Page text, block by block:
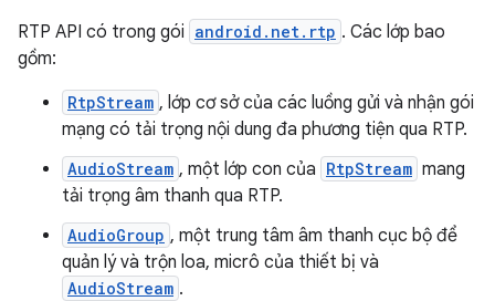
RTP API có trong gói android.net.rtp . Các lớp bao
gồm:
RtpStream , lớp cơ sở của các luồng gửi và nhận gói
mạng có tải trọng nội dung đa phương tiện qua RTP.
AudioStream , một lớp con của RtpStream mang
tải trọng âm thanh qua RTP.
AudioGroup , một trung tâm âm thanh cục bộ để
quản lý và trộn loa, micrô của thiết bị và
AudioStream .